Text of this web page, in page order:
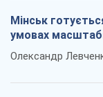
Мінськ
умовах
Олександр